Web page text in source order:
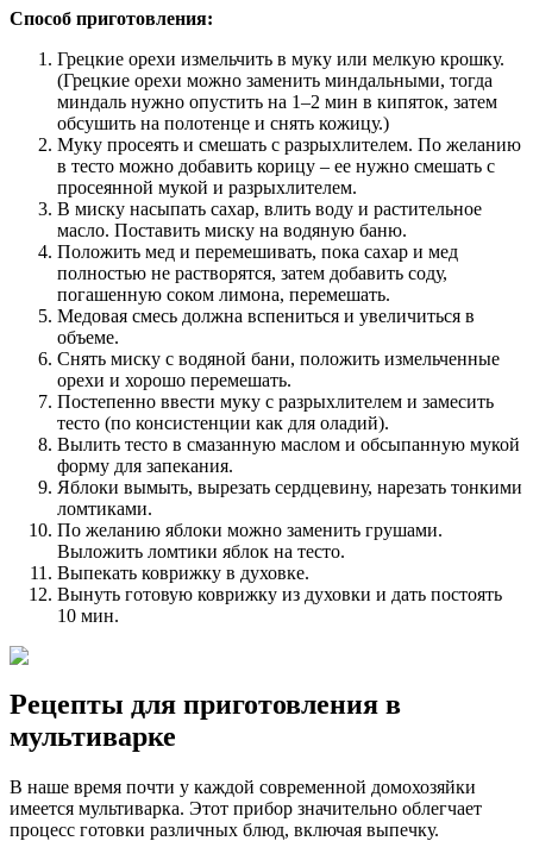
Способ приготовления:
Грецкие орехи измельчить в муку или мелкую крошку.
(Грецкие орехи можно заменить миндальными, тогда
миндаль нужно опустить на 1–2 мин в кипяток, затем
обсушить на полотенце и снять кожицу.)
Муку просеять и смешать с разрыхлителем. По желанию
в тесто можно добавить корицу – ее нужно смешать с
просеянной мукой и разрыхлителем.
В миску насыпать сахар, влить воду и растительное
масло. Поставить миску на водяную баню.
Положить мед и перемешивать, пока сахар и мед
полностью не растворятся, затем добавить соду,
погашенную соком лимона, перемешать.
Медовая смесь должна вспениться и увеличиться в
объеме.
Снять миску с водяной бани, положить измельченные
орехи и хорошо перемешать.
Постепенно ввести муку с разрыхлителем и замесить
тесто (по консистенции как для оладий).
Вылить тесто в смазанную маслом и обсыпанную мукой
форму для запекания.
Яблоки вымыть, вырезать сердцевину, нарезать тонкими
ломтиками.
По желанию яблоки можно заменить грушами.
Выложить ломтики яблок на тесто.
Выпекать коврижку в духовке.
Вынуть готовую коврижку из духовки и дать постоять
10 мин.
Рецепты для приготовления в
мультиварке
В наше время почти у каждой современной домохозяйки
имеется мультиварка. Этот прибор значительно облегчает
процесс готовки различных блюд, включая выпечку.